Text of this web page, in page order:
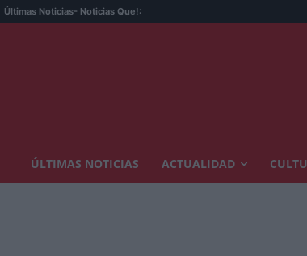
Últimas Noticias- Noticias Que!:
ÚLTIMAS NOTICIAS ACTUALIDAD